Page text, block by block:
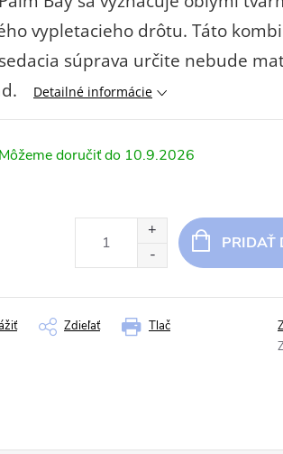
vypletacieho drôtu. Táto
súprava určite nebude
Detailné informácie
10.9.2026
PRIDAŤ
Tlač
Zdieľať